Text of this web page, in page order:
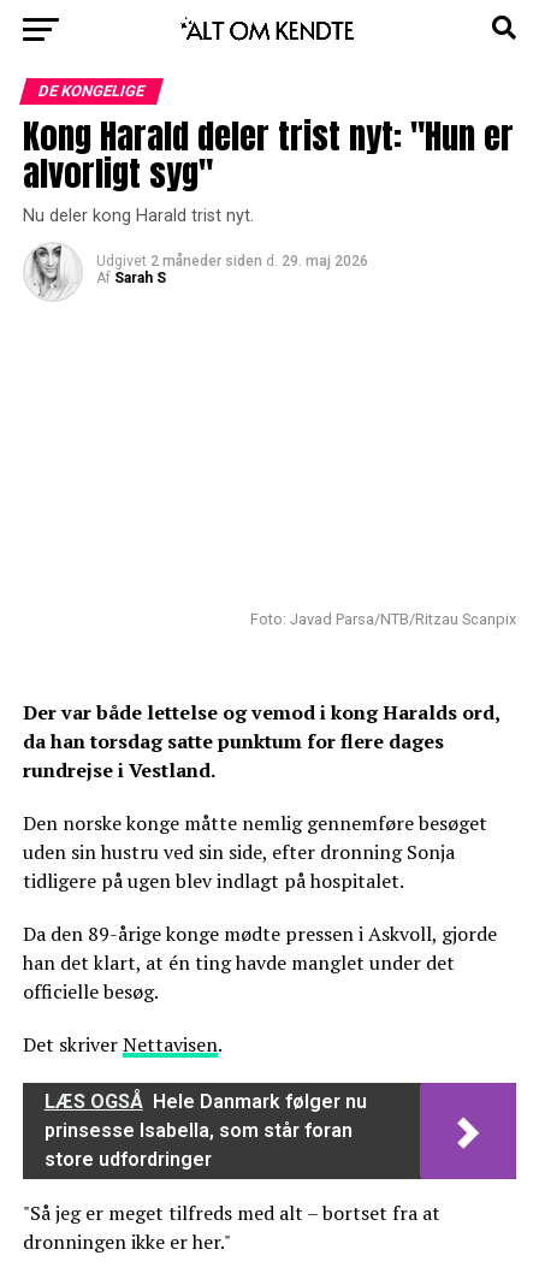
DE KONGELIGE
Kong Harald deler trist nyt: "Hun er
alvorligt syg"
Nu deler kong Harald trist nyt.
Udgivet 2 måneder siden d. 29. maj 2026
Af Sarah S
Foto: Javad Parsa/NTB/Ritzau Scanpix
Der var både lettelse og vemod i kong Haralds ord,
da han torsdag satte punktum for flere dages
rundrejse i Vestland.
Den norske konge måtte nemlig gennemføre besøget
uden sin hustru ved sin side, efter dronning Sonja
tidligere på ugen blev indlagt på hospitalet.
Da den 89-årige konge mødte pressen i Askvoll, gjorde
han det klart, at én ting havde manglet under det
officielle besøg.
Det skriverNettavisen.
LÆS OGSÅ Hele Danmark følger nu
prinsesse Isabella, som står foran
store udfordringer
"Så jeg er meget tilfreds med alt – bortset fra at
dronningen ikke er her."